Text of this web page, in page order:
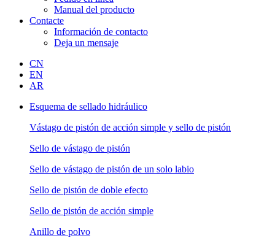
Manual del producto
Contacte
Información de contacto
Deja un mensaje
CN
EN
AR
Esquema de sellado hidráulico
Vástago de pistón de acción simple y sello de pistón
Sello de vástago de pistón
Sello de vástago de pistón de un solo labio
Sello de pistón de doble efecto
Sello de pistón de acción simple
Anillo de polvo